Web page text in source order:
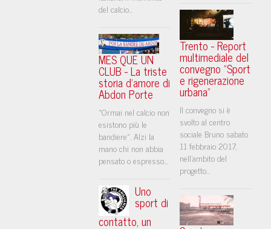
del calcio...
MES QUE UN
CLUB - La triste
storia d'amore di
Abdon Porte
«Ormai nel calcio non
esistono più le
bandiere». Alzi la
mano chi non abbia
pensato o espresso...
Uno
sport di
contatto, un
Trento - Report
multimediale del
convegno "Sport
e rigenerazione
urbana"
Il convegno si è
svolto al centro
sociale Bruno sabato
11 febbraio 2017,
nell'ambito del
progetto...